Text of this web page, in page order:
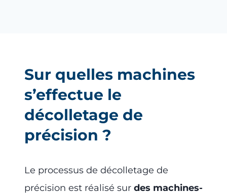
Sur quelles machines
s’effectue le
décolletage de
précision ?
Le processus de décolletage de
précision est réalisé sur des machines-